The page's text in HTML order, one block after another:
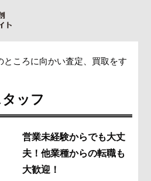
ところに向かい査定、買取をす
ッフ
営業未経験からでも大丈
夫！他業種からの転職も
大歓迎！